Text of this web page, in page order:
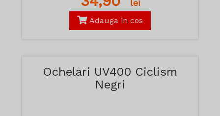
lei
Adauga in cos
Ochelari UV400 Ciclism
Negri